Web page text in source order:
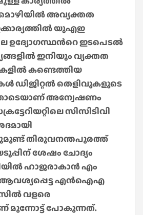
മൊഴിയിൽ അവ്യക്തത
യുഎഇ
ഉദ്യോഗസ്ഥന്‍റെ ഇടപെടൽ
ഇനിയും വ്യക്തത
കണ്ടെത്തിയ
ഡിജിറ്റൽ തെളിവുകളുടെ
അന്വേഷണം
സിസിടിവി
തിരുവനന്തപുരത്ത്
ശേഷം ചോദ്യം
ഹാജരാകാൻ എം
ആവശ്യപ്പെട്ട എൻഐഎ
വളരെ
പോകുന്നത്.